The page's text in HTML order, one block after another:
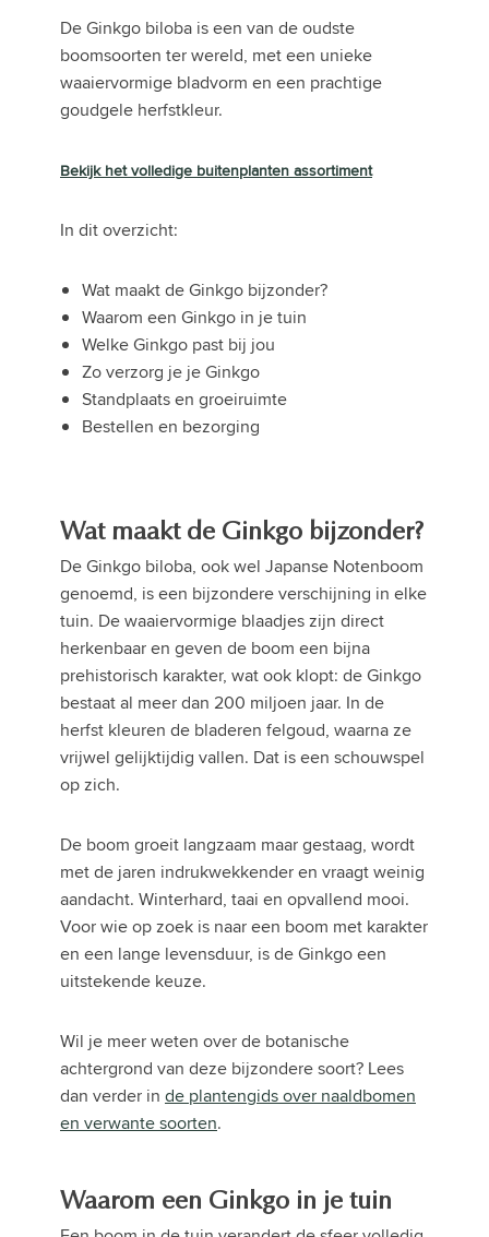
De Ginkgo biloba is een van de oudste
boomsoorten ter wereld, met een unieke
waaiervormige bladvorm en een prachtige
goudgele herfstkleur.
Bekijk het volledige buitenplanten assortiment
In dit overzicht:
Wat maakt de Ginkgo bijzonder?
Waarom een Ginkgo in je tuin
Welke Ginkgo past bij jou
Zo verzorg je je Ginkgo
Standplaats en groeiruimte
Bestellen en bezorging
Wat maakt de Ginkgo bijzonder?
De Ginkgo biloba, ook wel Japanse Notenboom
genoemd, is een bijzondere verschijning in elke
tuin. De waaiervormige blaadjes zijn direct
herkenbaar en geven de boom een bijna
prehistorisch karakter, wat ook klopt: de Ginkgo
bestaat al meer dan 200 miljoen jaar. In de
herfst kleuren de bladeren felgoud, waarna ze
vrijwel gelijktijdig vallen. Dat is een schouwspel
op zich.
De boom groeit langzaam maar gestaag, wordt
met de jaren indrukwekkender en vraagt weinig
aandacht. Winterhard, taai en opvallend mooi.
Voor wie op zoek is naar een boom met karakter
en een lange levensduur, is de Ginkgo een
uitstekende keuze.
Wil je meer weten over de botanische
achtergrond van deze bijzondere soort? Lees
dan verder in de plantengids over naaldbomen
en verwante soorten.
Waarom een Ginkgo in je tuin